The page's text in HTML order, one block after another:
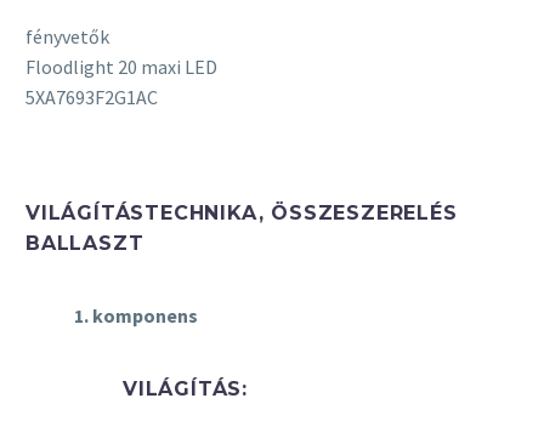
fényvetők
Floodlight 20 maxi LED
5XA7693F2G1AC
VILÁGÍTÁSTECHNIKA, ÖSSZESZERELÉS
BALLASZT
1. komponens
VILÁGÍTÁS: